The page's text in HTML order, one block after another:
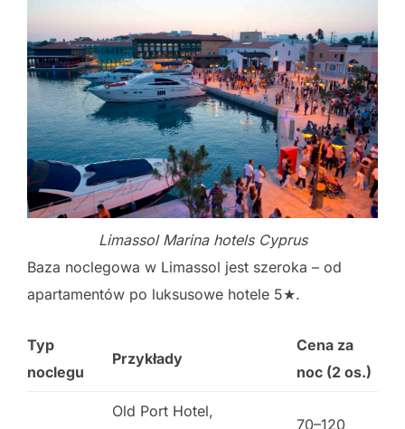
Limassol Marina hotels Cyprus
Baza noclegowa w Limassol jest szeroka – od
apartamentów po luksusowe hotele 5★.
Typ
noclegu
Przykłady
Cena za
noc (2 os.)
Old Port Hotel,
70–120